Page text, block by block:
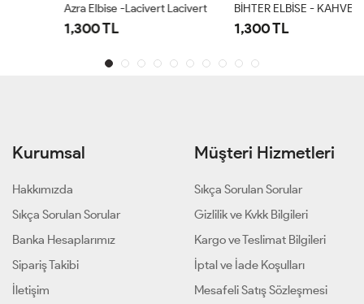
Azra Elbise -Lacivert Lacivert
1,300 TL
BİHTER ELBİSE - KAHVERENGİ
1,300 TL
Kurumsal
Hakkımızda
Sıkça Sorulan Sorular
Banka Hesaplarımız
Sipariş Takibi
İletişim
Müşteri Hizmetleri
Sıkça Sorulan Sorular
Gizlilik ve Kvkk Bilgileri
Kargo ve Teslimat Bilgileri
İptal ve İade Koşulları
Mesafeli Satış Sözleşmesi